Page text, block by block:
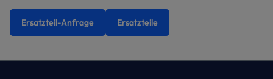
Ersatzteil-Anfrage Ersatzteile